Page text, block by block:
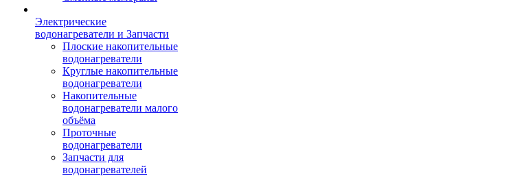
Электрические
водонагреватели и Запчасти
Плоские накопительные
водонагреватели
Круглые накопительные
водонагреватели
Накопительные
водонагреватели малого
объёма
Проточные
водонагреватели
Запчасти для
водонагревателей